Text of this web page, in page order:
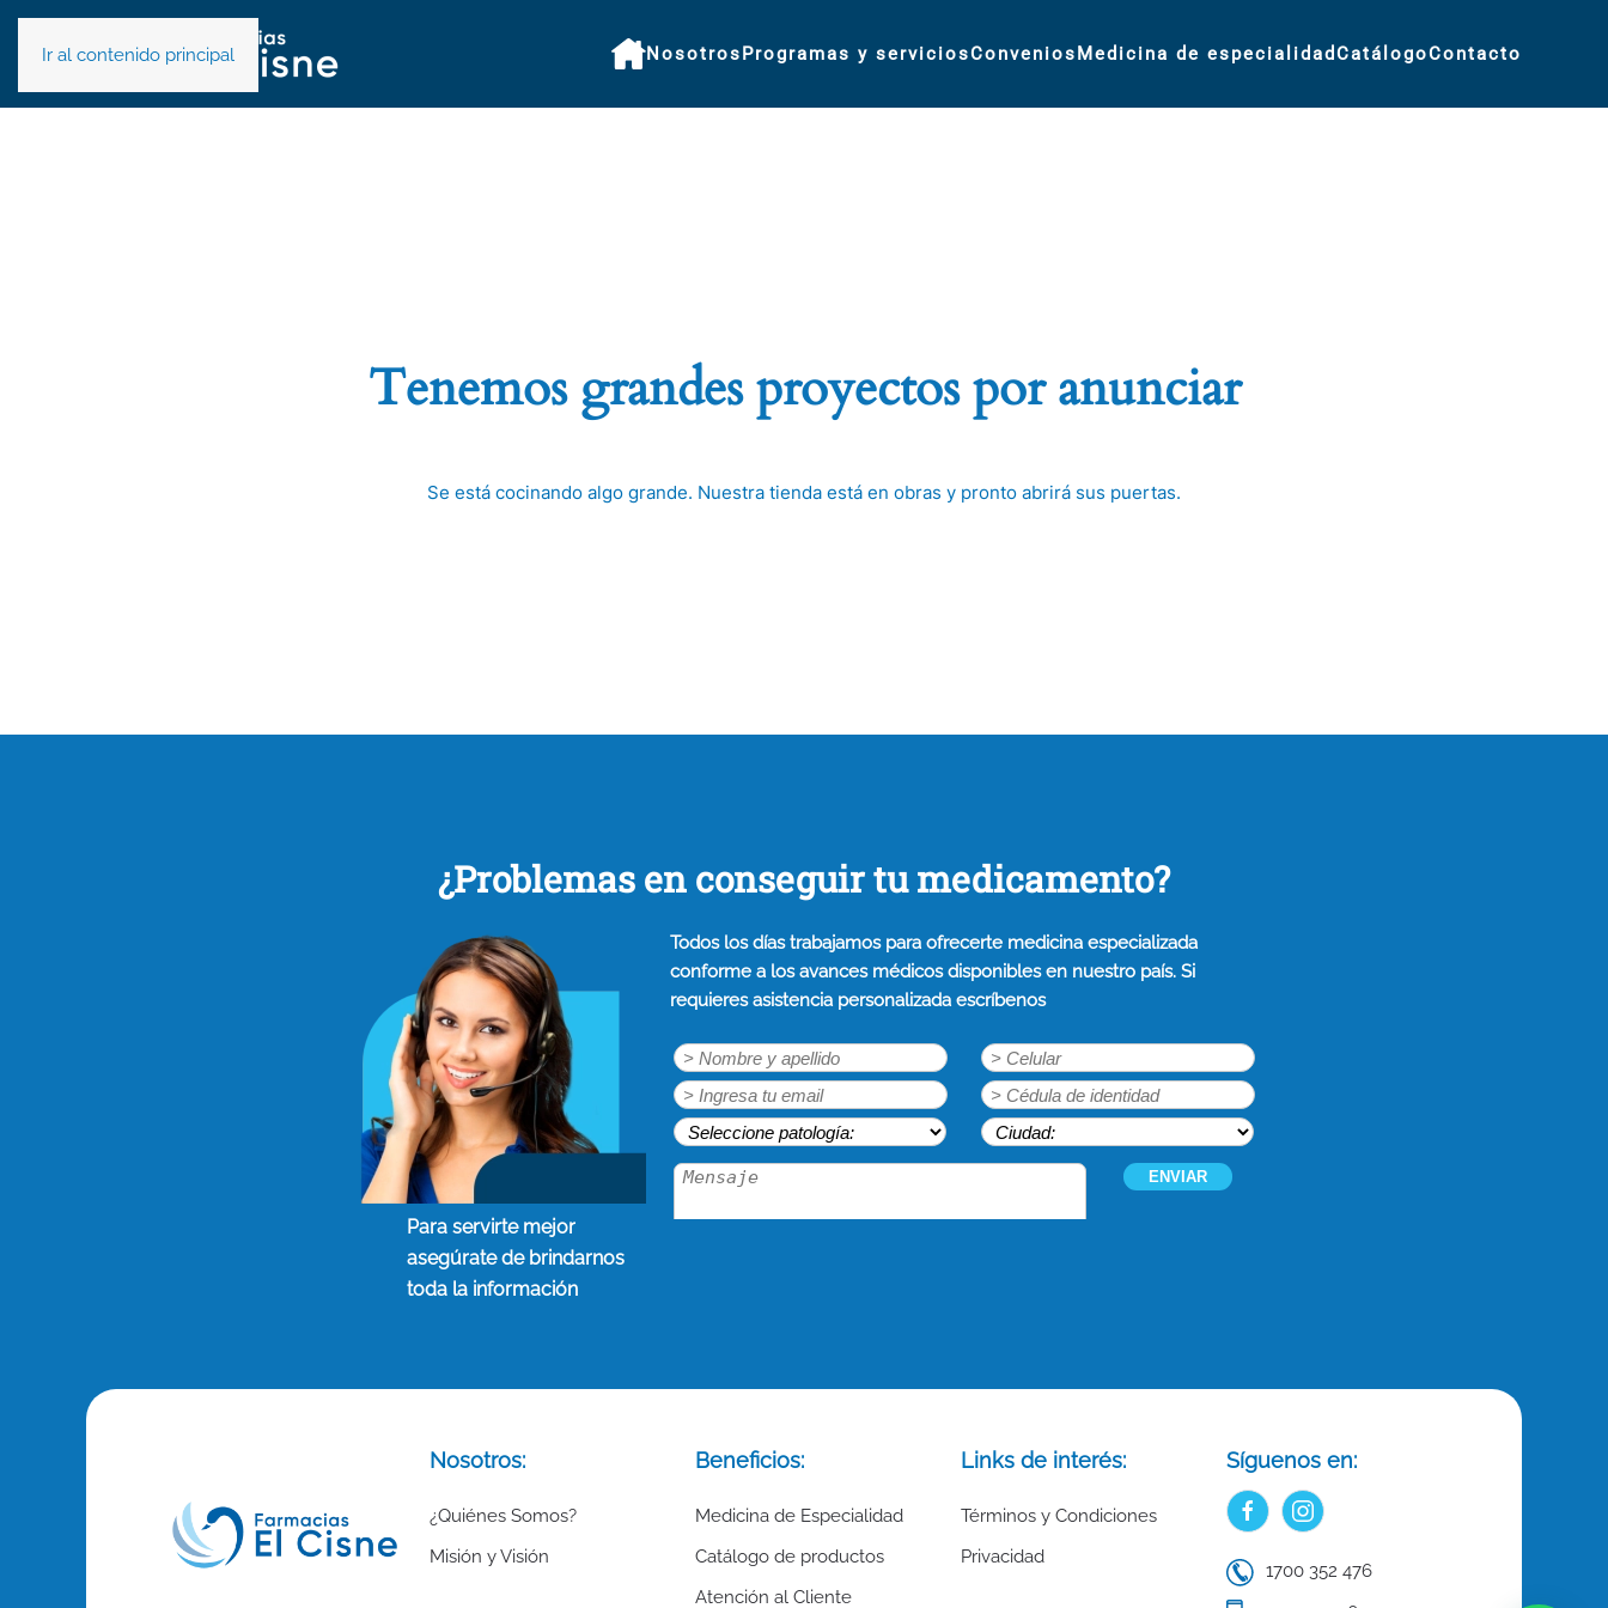
Ir al contenido principal NosotrosProgramas y serviciosConveniosMedicina de especialidad CatálogoContacto
Tenemos grandes proyectos por anunciar
Se está cocinando algo grande. Nuestra tienda está en obras y pronto abrirá sus puertas.
¿Problemas en conseguir tu medicamento?
Para servirte mejor
asegúrate de brindarnos
toda la información
Todos los días trabajamos para ofrecerte medicina especializada
conforme a los avances médicos disponibles en nuestro país. Si
requieres asistencia personalizada escríbenos
Nosotros:
¿Quiénes Somos?
Misión y Visión
Beneficios:
Medicina de Especialidad
Catálogo de productos
Atención al Cliente
Links de interés:
Términos y Condiciones
Privacidad
Síguenos en:
1700 352 476